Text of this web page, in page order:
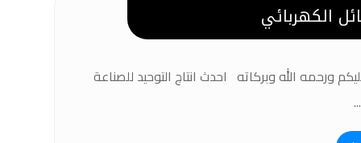
الكهربائي
ورحمه الله وبركاته احدث انتاج التوحيد للصناعة